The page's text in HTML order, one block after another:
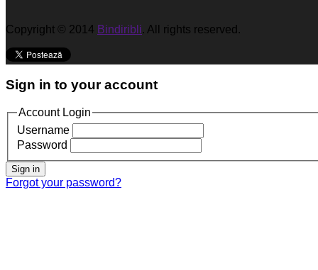
Copyright © 2014 Bindiribli. All rights reserved.
Sign in to your account
Account Login
Username
Password
Sign in
Forgot your password?